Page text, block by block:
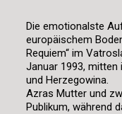
Die emotionalste
europäischem
Requiem“ im
Januar 1993, mitten
und Herzegowina.
Azras Mutter und
Publikum, während